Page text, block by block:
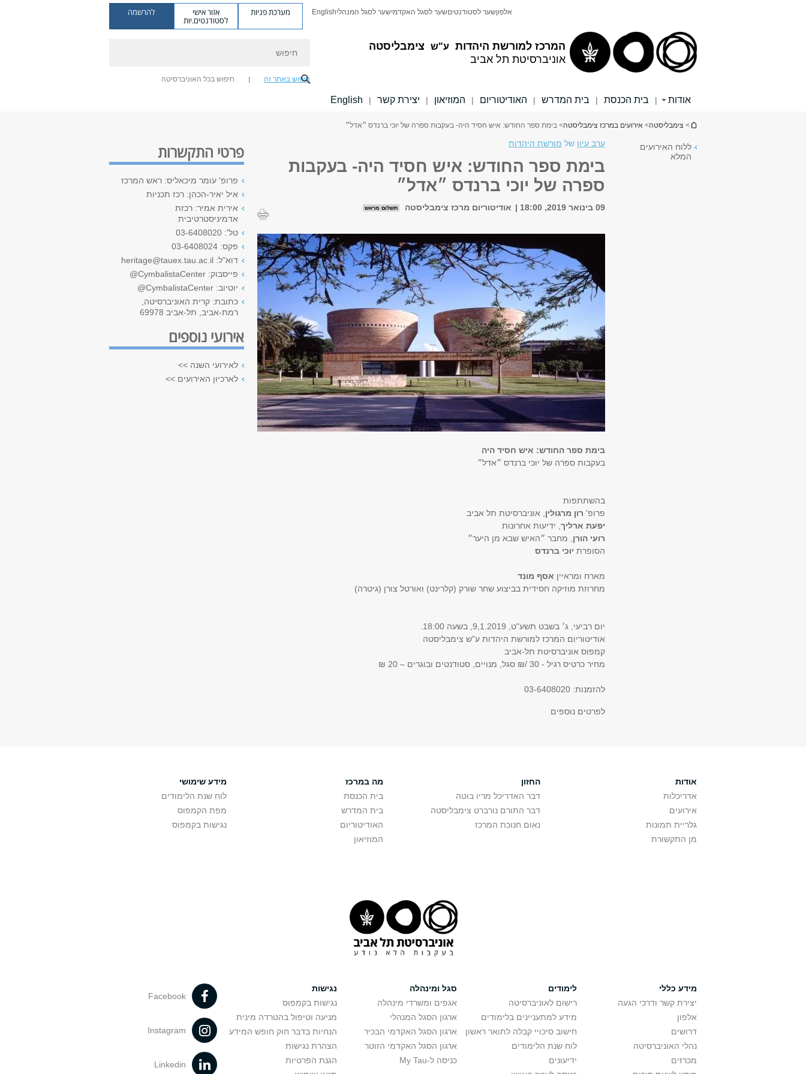
המרכז למורשת היהדות ע"ש
צימבליסטה
אוניברסיטת תל אביב
אלפוןשער לסטודנטיםשער לסגל האקדמישער לסגל המנהליEnglish מערכת פניות אזור אישי
לסטודנטים.יות
להרשמה
חיפוש באתר זה חיפוש בכל האוניברסיטה
אודות | בית הכנסת | בית המדרש | האודיטוריום | המוזיאון | יצירת קשר |
English
הינך נמצא כאן
> צימבליסטה> אירועים במרכז צימבליסטה> בימת ספר החודש: איש חסיד היה- בעקבות ספרה של יוכי ברנדס ״אדל״
ללוח האירועים
המלא
ערב עיון של מורשת היהדות
בימת ספר החודש: איש חסיד היה- בעקבות
ספרה של יוכי ברנדס ״אדל״
09 בינואר 2019, 18:00 אודיטוריום מרכז צימבליסטה תשלום מראש
בימת ספר החודש: איש חסיד היה
בעקבות ספרה של יוכי ברנדס ״אדל״
בהשתתפות
פרופ' רון מרגולין , אוניברסיטת תל אביב
יפעת ארליך , ידיעות אחרונות
רועי הורן , מחבר ״האיש שבא מן היער״
הסופרת יוכי ברנדס
מארח ומראיין אסף מונד
מחרוזת מוזיקה חסידית בביצוע שחר שורק (קלרינט) ואורטל צורן (גיטרה)
יום רביעי, ג׳ בשבט תשע"ט, 9,1.2019, בשעה 18:00.
אודיטוריום המרכז למורשת היהדות ע"ש צימבליסטה
קמפוס אוניברסיטת תל-אביב
מחיר כרטיס רגיל - 30 /₪ סגל, מנויים, סטודנטים ובוגרים – 20 ₪
להזמנות: 03-6408020
לפרטים נוספים
פרטי התקשרות
פרופ' עומר מיכאליס: ראש המרכז
איל יאיר-הכהן: רכז תכניות
אירית אמיר: רכזת
אדמיניסטרטיבית
טל': 03-6408020
פקס: 03-6408024
דוא"ל: heritage@tauex.tau.ac.il
פייסבוק: CymbalistaCenter@
יוטיוב: CymbalistaCenter@
כתובת: קרית האוניברסיטה,
רמת-אביב, תל-אביב 69978
אירועי נוספים
לאירועי השנה >>
לארכיון האירועים >>
אודות
אדריכלות
אירועים
גלריית תמונות
מן התקשורת
החזון
דבר האדריכל מריו בוטה
דבר התורם נורברט צימבליסטה
נאום חנוכת המרכז
מה במרכז
בית הכנסת
בית המדרש
האודיטוריום
המוזיאון
מידע שימושי
לוח שנת הלימודים
מפת הקמפוס
נגישות בקמפוס
מידע כללי
יצירת קשר ודרכי הגעה
אלפון
דרושים
נהלי האוניברסיטה
מכרזים
לימודים
רישום לאוניברסיטה
מידע למתעניינים בלימודים
חישוב סיכויי קבלה לתואר ראשון
לוח שנת הלימודים
ידיעונים
סגל ומינהלה
אגפים ומשרדי מינהלה
ארגון הסגל המנהלי
ארגון הסגל האקדמי הבכיר
ארגון הסגל האקדמי הזוטר
כניסה ל-My Tau
נגישות
נגישות בקמפוס
מניעה וטיפול בהטרדה מינית
הנחיות בדבר חוק חופש המידע
הצהרת נגישות
הגנת הפרטיות
Facebook
Instagram
Linkedin